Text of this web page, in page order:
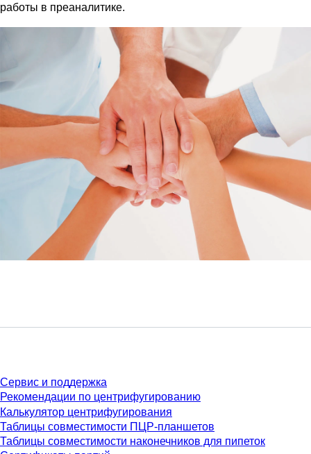
работы в преаналитике.
Сервис и поддержка
Рекомендации по центрифугированию
Калькулятор центрифугирования
Таблицы совместимости ПЦР-планшетов
Таблицы совместимости наконечников для пипеток